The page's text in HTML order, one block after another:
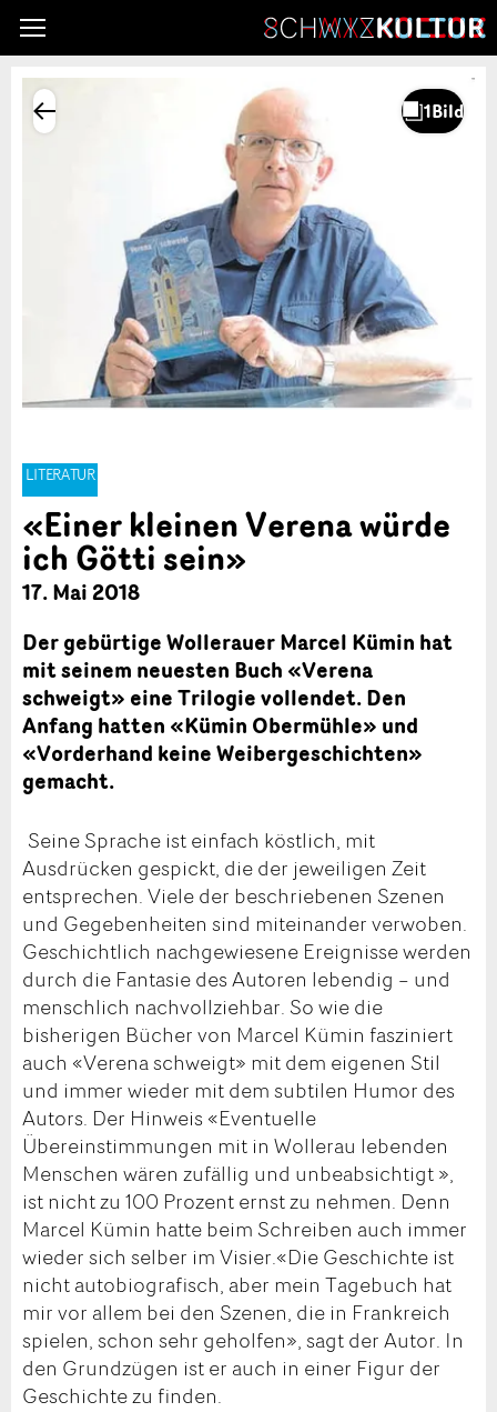
LITERATUR
«Einer kleinen Verena würde
ich Götti sein»
17. Mai 2018
Der gebürtige Wollerauer Marcel Kümin hat
mit seinem neuesten Buch «Verena
schweigt» eine Trilogie vollendet. Den
Anfang hatten «Kümin Obermühle» und
«Vorderhand keine Weibergeschichten»
gemacht.
Seine Sprache ist einfach köstlich, mit
Ausdrücken gespickt, die der jeweiligen Zeit
entsprechen. Viele der beschriebenen Szenen
und Gegebenheiten sind miteinander verwoben.
Geschichtlich nachgewiesene Ereignisse werden
durch die Fantasie des Autoren lebendig – und
menschlich nachvollziehbar. So wie die
bisherigen Bücher von Marcel Kümin fasziniert
auch «Verena schweigt» mit dem eigenen Stil
und immer wieder mit dem subtilen Humor des
Autors. Der Hinweis «Eventuelle
Übereinstimmungen mit in Wollerau lebenden
Menschen wären zufällig und unbeabsichtigt »,
ist nicht zu 100 Prozent ernst zu nehmen. Denn
Marcel Kümin hatte beim Schreiben auch immer
wieder sich selber im Visier.«Die Geschichte ist
nicht autobiografisch, aber mein Tagebuch hat
mir vor allem bei den Szenen, die in Frankreich
spielen, schon sehr geholfen», sagt der Autor. In
den Grundzügen ist er auch in einer Figur der
Geschichte zu finden.